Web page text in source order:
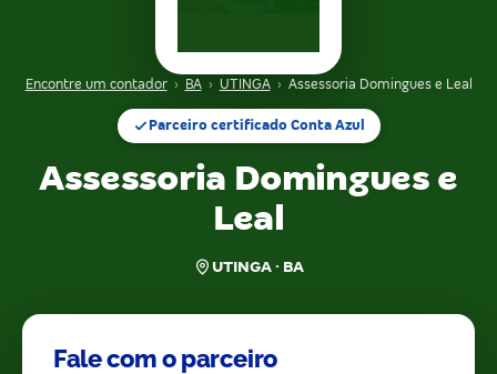
Encontre um contador › BA › UTINGA › Assessoria Domingues e Leal
Parceiro certificado Conta Azul
Assessoria Domingues e
Leal
UTINGA · BA
Fale com o parceiro